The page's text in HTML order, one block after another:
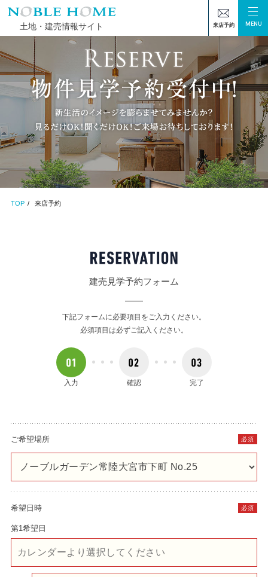
土地・建売情報サイト 来店予約 MENU
TOP 来店予約
建売見学予約フォーム
下記フォームに必要項目をご入力ください。
必須項目は必ずご記入ください。
入力 確認 完了
ご希望場所 必須
希望日時 必須
第1希望日